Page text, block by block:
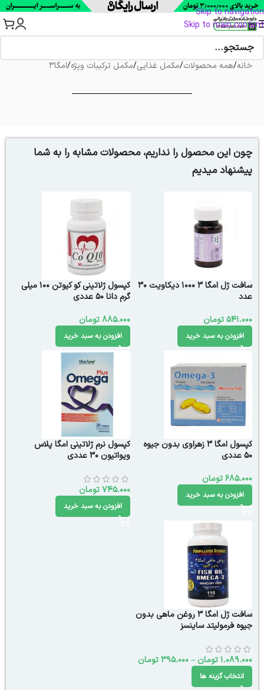
Skip to navigation
Skip to main content
خانه/همه محصولات/مکمل غذایی/مکمل ترکیبات ویژه/امگا3
چون این محصول را نداریم، محصولات مشابه را به شما
پیشنهاد میدیم
سافت ژل امگا 3 1000 دیکاویت 30
عدد
541.000تومان
افزودن به سبد خرید
کپسول ژلاتینی کو کیوتن 100 میلی
گرم دانا 50 عددی
885.000تومان
افزودن به سبد خرید
کپسول امگا 3 زهراوی بدون جیوه
50 عددی
685.000تومان
افزودن به سبد خرید
کپسول نرم ژلاتینی امگا پلاس
ویواتیون 30 عددی
745.000تومان
افزودن به سبد خرید
سافت ژل امگا 3 روغن ماهی بدون
جیوه فرمولیتد ساینسز
1.089.000تومان –
395.000تومان
انتخاب گزینه ها